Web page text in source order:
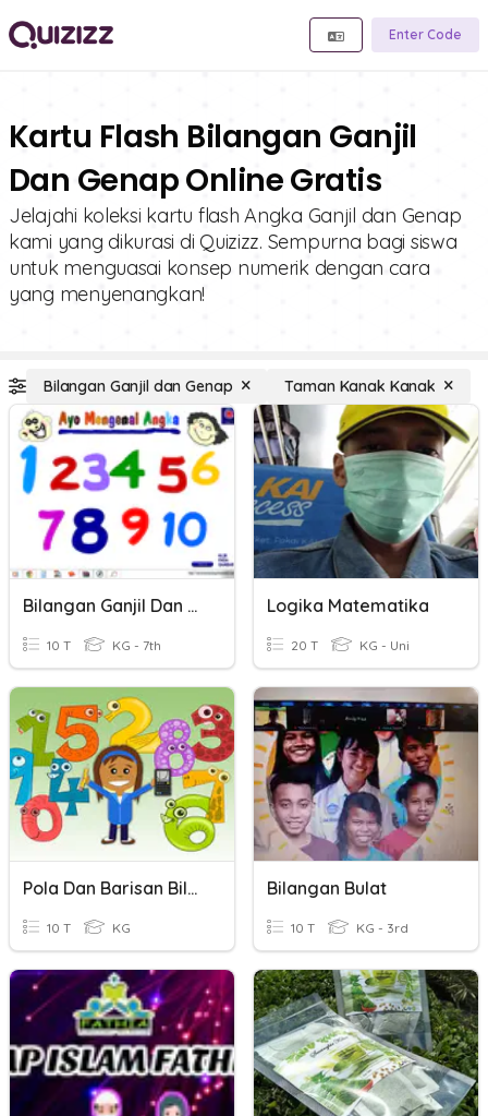
Enter Code
Kartu Flash Bilangan Ganjil
Dan Genap Online Gratis
Jelajahi koleksi kartu flash Angka Ganjil dan Genap
kami yang dikurasi di Quizizz. Sempurna bagi siswa
untuk menguasai konsep numerik dengan cara
yang menyenangkan!
Bilangan Ganjil dan Genap Taman Kanak Kanak
Bilangan Ganjil Dan Genap
10 T KG - 7th
Logika Matematika
20 T KG - Uni
Pola Dan Barisan Bilangan
10 T KG
Bilangan Bulat
10 T KG - 3rd